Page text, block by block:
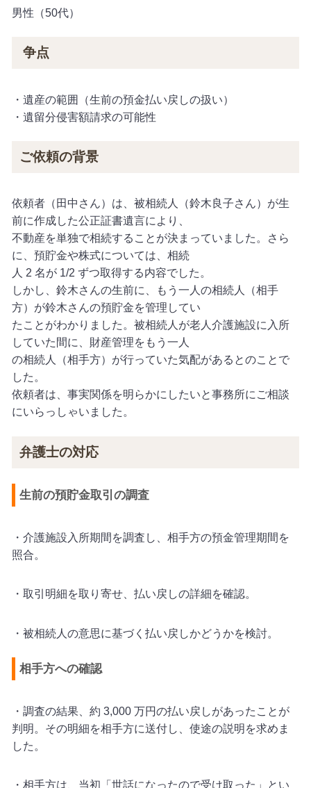
男性（50代）
争点
・遺産の範囲（生前の預金払い戻しの扱い）
・遺留分侵害額請求の可能性
ご依頼の背景
依頼者（田中さん）は、被相続人（鈴木良子さん）が生
前に作成した公正証書遺言により、
不動産を単独で相続することが決まっていました。さら
に、預貯金や株式については、相続
人 2 名が 1/2 ずつ取得する内容でした。
しかし、鈴木さんの生前に、もう一人の相続人（相手
方）が鈴木さんの預貯金を管理してい
たことがわかりました。被相続人が老人介護施設に入所
していた間に、財産管理をもう一人
の相続人（相手方）が行っていた気配があるとのことで
した。
依頼者は、事実関係を明らかにしたいと事務所にご相談
にいらっしゃいました。
弁護士の対応
生前の預貯金取引の調査
・介護施設入所期間を調査し、相手方の預金管理期間を
照合。
・取引明細を取り寄せ、払い戻しの詳細を確認。
・被相続人の意思に基づく払い戻しかどうかを検討。
相手方への確認
・調査の結果、約 3,000 万円の払い戻しがあったことが
判明。その明細を相手方に送付し、使途の説明を求めま
した。
・ 相手方は、当初「世話になったので受け取った」とい